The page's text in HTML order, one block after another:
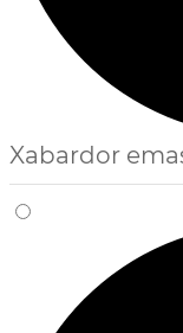
Xabardor